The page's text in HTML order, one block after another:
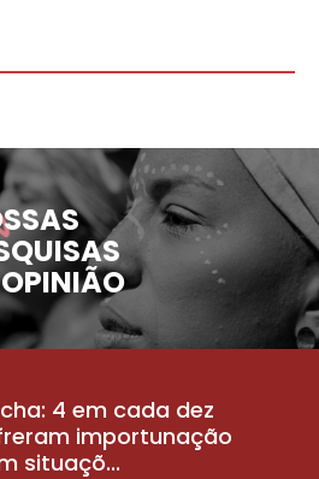
4 em cada dez
importunação
situaçõ...